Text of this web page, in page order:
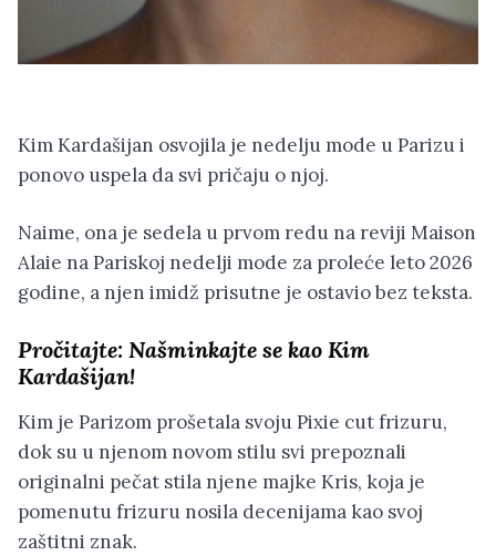
Kim Kardašijan osvojila je nedelju mode u Parizu i
ponovo uspela da svi pričaju o njoj.
Naime, ona je sedela u prvom redu na reviji Maison
Alaie na Pariskoj nedelji mode za proleće leto 2026
godine, a njen imidž prisutne je ostavio bez teksta.
Pročitajte: Našminkajte se kao Kim
Kardašijan!
Kim je Parizom prošetala svoju Pixie cut frizuru,
dok su u njenom novom stilu svi prepoznali
originalni pečat stila njene majke Kris, koja je
pomenutu frizuru nosila decenijama kao svoj
zaštitni znak.